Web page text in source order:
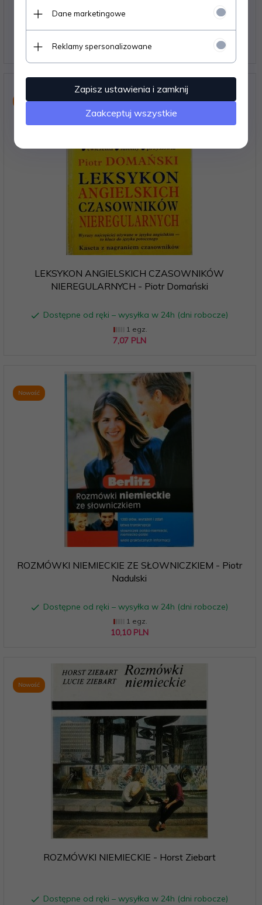
11,11 PLN
Nowość
LEKSYKON ANGIELSKICH CZASOWNIKÓW
NIEREGULARNYCH - Piotr Domański
Dostępne od ręki – wysyłka w 24h (dni robocze)
1 egz.
7,07 PLN
Nowość
ROZMÓWKI NIEMIECKIE ZE SŁOWNICZKIEM - Piotr
Nadulski
Dostępne od ręki – wysyłka w 24h (dni robocze)
1 egz.
10,10 PLN
Nowość
ROZMÓWKI NIEMIECKIE - Horst Ziebart
Dostępne od ręki – wysyłka w 24h (dni robocze)
Dane marketingowe
Reklamy spersonalizowane
Zapisz ustawienia i zamknij
Zaakceptuj wszystkie